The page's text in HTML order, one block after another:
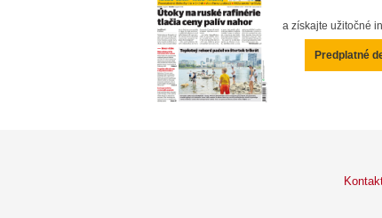
a získajte užitočné
Predplatné